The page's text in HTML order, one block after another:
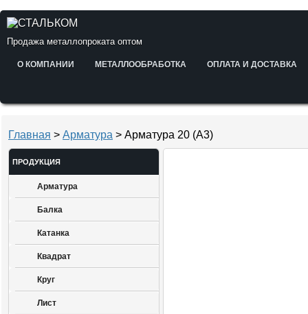
Продажа металлопроката оптом
О КОМПАНИИ МЕТАЛЛООБРАБОТКА ОПЛАТА И ДОСТАВКА
Главная > Арматура > Арматура 20 (А3)
ПРОДУКЦИЯ
Арматура
Балка
Катанка
Квадрат
Круг
Лист